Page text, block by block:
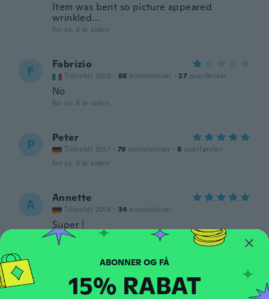
Item was bent so picture appeared
wrinkled...
for ca. 6 år siden
F Fabrizio
Tilmeldt 2018 · 88 anmeldelser · 27 overførsler
No
for ca. 6 år siden
P Peter
Tilmeldt 2017 · 79 anmeldelser · 8 overførsler
for ca. 6 år siden
A Annette
Tilmeldt 2018 · 34 anmeldelser
Super !
for ca. 6 år siden
A Tilmeldt 2016 · anmeldelser
15% RABAT